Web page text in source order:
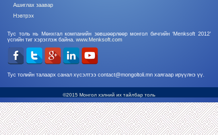
Ашиглах заавар
Нэвтрэх
Тус толь нь Мөнхгал компанийн зөвшөөрлөөр монгол бичгийн ‘Menksoft 2012’
үсгийн тиг хэрэглэж байна. www.Menksoft.com
Тус толийн талаарх санал хүсэлтээ contact@mongoltoli.mn хаягаар ирүүлнэ үү.
©2015 Монгол хэлний их тайлбар толь